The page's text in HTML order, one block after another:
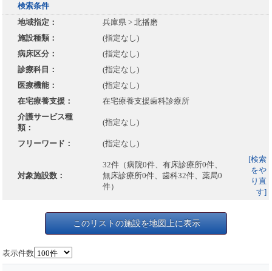
検索条件
地域指定：
兵庫県 > 北播磨
施設種類：
(指定なし)
病床区分：
(指定なし)
診療科目：
(指定なし)
医療機能：
(指定なし)
在宅療養支援：
在宅療養支援歯科診療所
介護サービス種
類：
(指定なし)
フリーワード： (指定なし)
対象施設数：
32件（病院0件、有床診療所0件、
無床診療所0件、歯科32件、薬局0
件）
[検索
をや
り直
す]
このリストの施設を地図上に表示
表示件数